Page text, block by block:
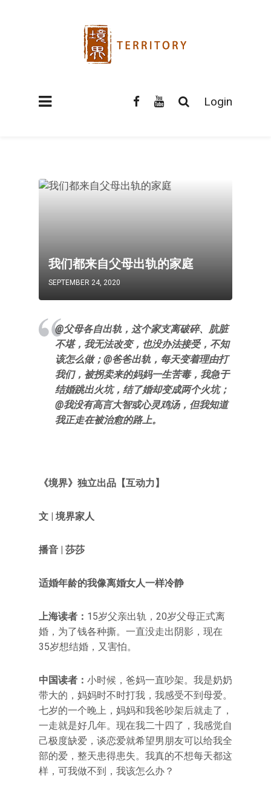
Login
我们都来自父母出轨的家庭
SEPTEMBER 24, 2020
@父母各自出轨，这个家支离破碎、肮脏
不堪，我无法改变，也没办法接受，不知
该怎么做；@爸爸出轨，每天变着理由打
我们，被拐卖来的妈妈一生苦毒，我急于
结婚跳出火坑，结了婚却变成两个火坑；
@我没有高言大智或心灵鸡汤，但我知道
我正走在被治愈的路上。
《境界》独立出品【互动力】
文 | 境界家人
播音 | 莎莎
适婚年龄的我像离婚女人一样冷静
上海读者： 15岁父亲出轨，20岁父母正式离
婚，为了钱各种撕。一直没走出阴影，现在
35岁想结婚，又害怕。
中国读者： 小时候，爸妈一直吵架。我是奶奶
带大的，妈妈时不时打我，我感受不到母爱。
七岁的一个晚上，妈妈和我爸吵架后就走了，
一走就是好几年。现在我二十四了，我感觉自
己极度缺爱，谈恋爱就希望男朋友可以给我全
部的爱，整天患得患失。我真的不想每天都这
样，可我做不到，我该怎么办？